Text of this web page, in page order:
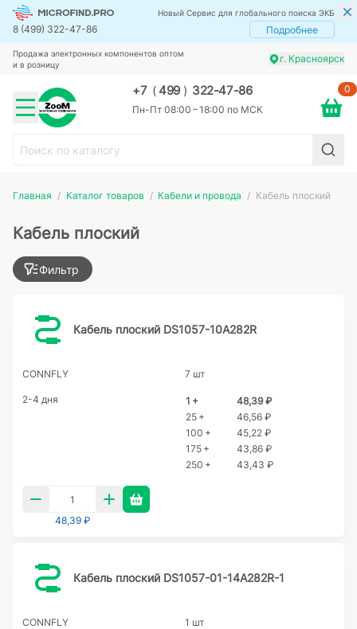
Новый Сервис для глобального поиска ЭКБ
8 (499) 322-47-86 Подробнее
Продажа электронных компонентов оптом
и в розницу
г. Красноярск
+7 (499 ) 322-47-86
Пн-Пт 08:00 – 18:00 по МСК
0
Главная Каталог товаров Кабели и провода Кабель плоский
Кабель плоский
Фильтр
Кабель плоский DS1057-10A282R
CONNFLY 7 шт
2-4 дня 1 +
48,39 ₽
25 +
46,56 ₽
100 +
45,22 ₽
175 +
43,86 ₽
250 +
43,43 ₽
48,39 ₽
Кабель плоский DS1057-01-14A282R-1
CONNFLY 1 шт